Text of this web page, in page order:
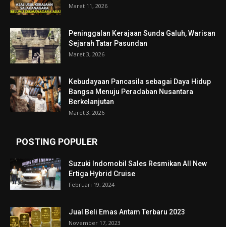
Maret 11, 2026
Peninggalan Kerajaan Sunda Galuh, Warisan
Sejarah Tatar Pasundan
Maret 3, 2026
Kebudayaan Pancasila sebagai Daya Hidup
Bangsa Menuju Peradaban Nusantara
Berkelanjutan
Maret 3, 2026
POSTING POPULER
Suzuki Indomobil Sales Resmikan All New
Ertiga Hybrid Cruise
Februari 19, 2024
Jual Beli Emas Antam Terbaru 2023
November 17, 2023